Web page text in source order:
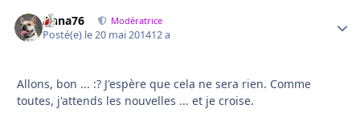
Anna76 Modératrice
Posté(e) le 20 mai 201412 a
Allons, bon ... :? J'espère que cela ne sera rien. Comme
toutes, j'attends les nouvelles ... et je croise.